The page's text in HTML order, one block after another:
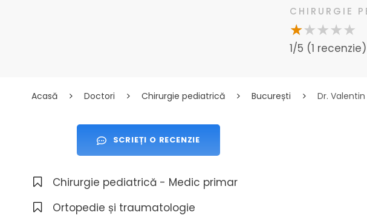
CHIRURGIE
1/5 (1 recenzie)
Acasă Doctori Chirurgie pediatrică București Dr.
SCRIEȚI O RECENZIE
Chirurgie pediatrică - Medic primar
Ortopedie și traumatologie